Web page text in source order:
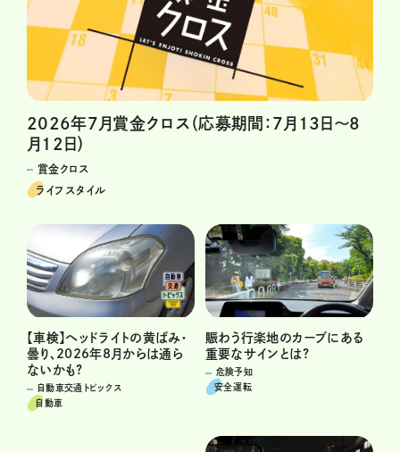
2026年7月賞金クロス（応募期間：7月13日～8
月12日）
賞金クロス
ライフスタイル
【車検】ヘッドライトの黄ばみ・
曇り、2026年8月からは通ら
ないかも?
自動車交通トピックス
自動車
賑わう行楽地のカーブにある
重要なサインとは?
危険予知
安全運転